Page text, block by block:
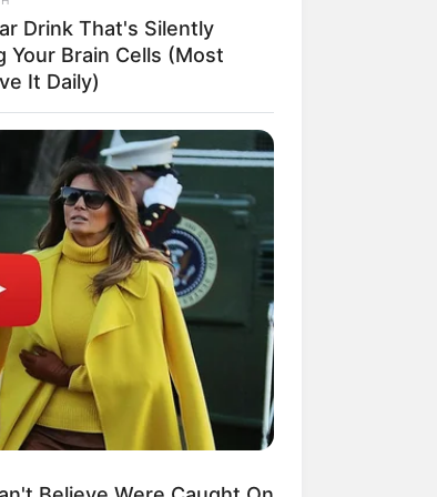
10 Pose Lucu
10 Kalimat Baper
Jawa Ini Bikin
Drink That's Silently
Your Brain Cells (Most
It Daily)